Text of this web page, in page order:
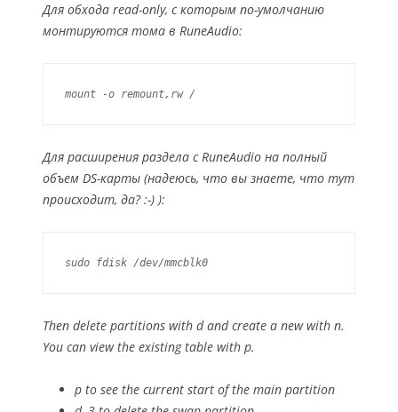
Для обхода read-only, с которым по-умолчанию
монтируются тома в RuneAudio:
mount -o remount,rw /
Для расширения раздела с RuneAudio на полный
объем DS-карты (надеюсь, что вы знаете, что тут
происходит, да? :-) ):
sudo fdisk /dev/mmcblk0
Then delete partitions with dand create a new with n.
You can view the existing table with p.
p to see the current start of the main partition